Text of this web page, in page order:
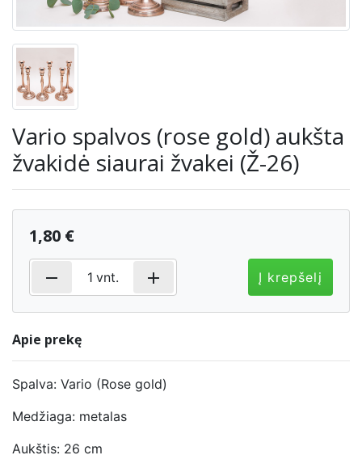
Vario spalvos (rose gold) aukšta
žvakidė siaurai žvakei (Ž-26)
1,80 €
remove 1 vnt. add Į krepšelį
Apie prekę
Spalva: Vario (Rose gold)
Medžiaga: metalas
Aukštis: 26 cm